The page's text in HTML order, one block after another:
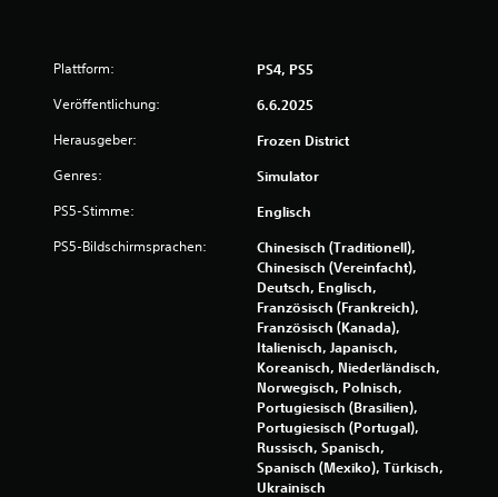
Plattform: PS4, PS5
Veröffentlichung: 6.6.2025
Herausgeber: Frozen District
Genres: Simulator
PS5-Stimme: Englisch
PS5-Bildschirmsprachen:
Chinesisch (Traditionell),
Chinesisch (Vereinfacht),
Deutsch, Englisch,
Französisch (Frankreich),
Französisch (Kanada),
Italienisch, Japanisch,
Koreanisch, Niederländisch,
Norwegisch, Polnisch,
Portugiesisch (Brasilien),
Portugiesisch (Portugal),
Russisch, Spanisch,
Spanisch (Mexiko), Türkisch,
Ukrainisch